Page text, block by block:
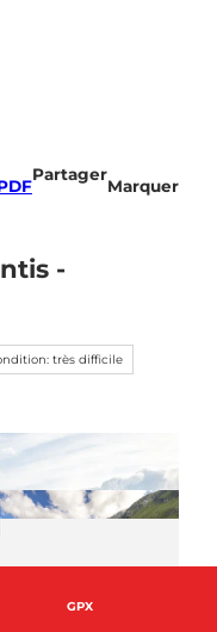
Partager
Marquer
-
très difficile
GPX